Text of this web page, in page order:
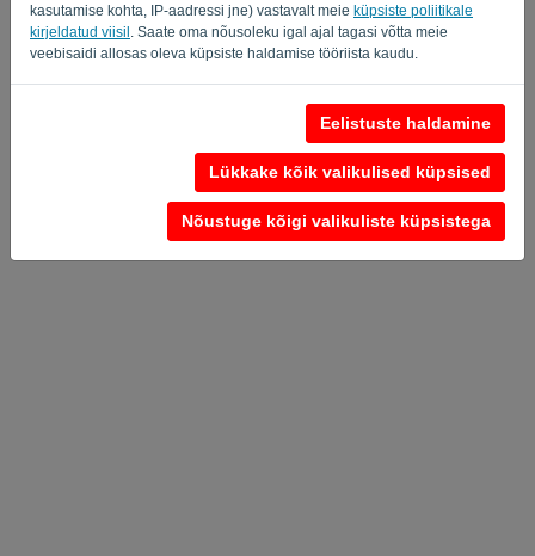
kasutamise kohta, IP-aadressi jne) vastavalt meie küpsiste poliitikale
kirjeldatud viisil . Saate oma nõusoleku igal ajal tagasi võtta meie
veebisaidi allosas oleva küpsiste haldamise tööriista kaudu.
Eelistuste haldamine
Lükkake kõik valikulised küpsised
Nõustuge kõigi valikuliste küpsistega
Tagasi sisselogimise juurde
Privacy Policy-Terms of Service.